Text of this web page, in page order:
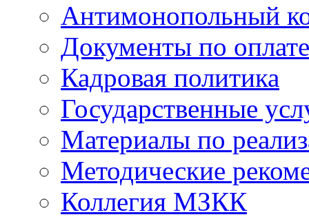
Антимонопольный
Документы по
Кадровая политика
Государственные
Материалы по
Методические
Коллегия МЗКК